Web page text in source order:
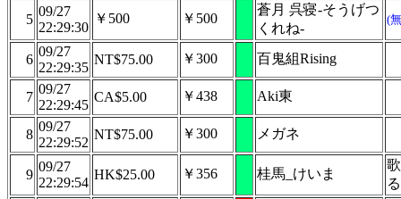
5
09/27
22:29:30
￥500 ￥500
蒼月 呉寝-そうげつ
くれね-
(
6
09/27
22:29:35
NT$75.00 ￥300 百鬼組Rising
7
09/27
22:29:45
CA$5.00 ￥438 Aki東
8
09/27
22:29:52
NT$75.00 ￥300 メガネ
9
09/27
22:29:54
HK$25.00 ￥356 桂馬_けいま